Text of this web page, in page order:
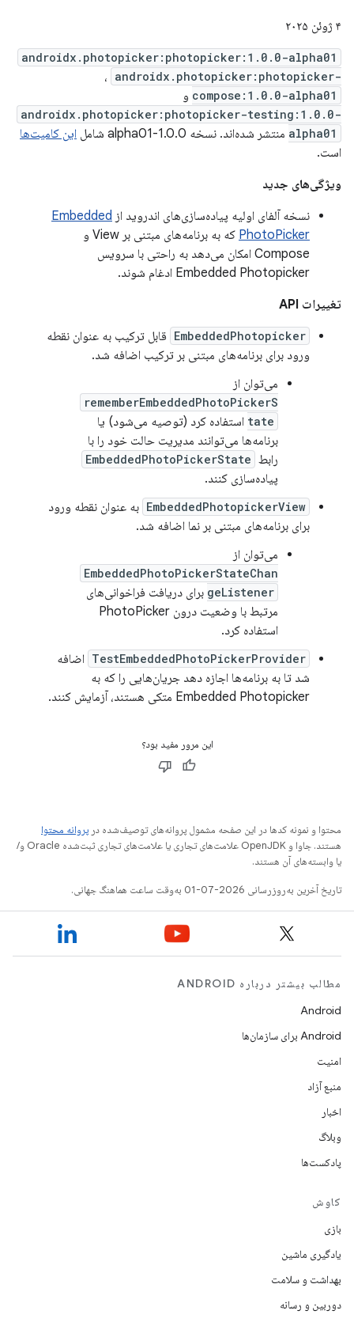
۴ ژوئن ۲۰۲۵
androidx.photopicker:photopicker:1.0.0-alpha01
، androidx.photopicker:photopicker-
compose:1.0.0-alpha01 و
androidx.photopicker:photopicker-testing:1.0.0-
alpha01 منتشر شده‌اند. نسخه 1.0.0-alpha01 شامل
این کامیت‌ها
است.
ویژگی‌های جدید
نسخه آلفای اولیه پیاده‌سازی‌های اندروید از Embedded
PhotoPicker
که به برنامه‌های مبتنی بر View و
Compose امکان می‌دهد به راحتی با سرویس
Embedded Photopicker ادغام شوند.
تغییرات API
EmbeddedPhotopicker قابل ترکیب به عنوان نقطه
ورود برای برنامه‌های مبتنی بر ترکیب اضافه شد.
می‌توان از
rememberEmbeddedPhotoPickerS
tate استفاده کرد (توصیه می‌شود) یا
برنامه‌ها می‌توانند مدیریت حالت خود را با
رابط EmbeddedPhotoPickerState
پیاده‌سازی کنند.
EmbeddedPhotopickerView به عنوان نقطه ورود
برای برنامه‌های مبتنی بر نما اضافه شد.
می‌توان از
EmbeddedPhotoPickerStateChan
geListener برای دریافت فراخوانی‌های
مرتبط با وضعیت درون PhotoPicker
استفاده کرد.
TestEmbeddedPhotoPickerProvider اضافه
شد تا به برنامه‌ها اجازه دهد جریان‌هایی را که به
Embedded Photopicker متکی هستند، آزمایش کنند.
این مرور مفید بود؟
محتوا و نمونه کدها در این صفحه مشمول پروانه‌های توصیف‌شده در پروانه محتوا
هستند. جاوا و OpenJDK علامت‌های تجاری یا علامت‌های تجاری ثبت‌شده Oracle و/
یا وابسته‌های آن هستند.
تاریخ آخرین به‌روزرسانی 2026-07-01 به‌وقت ساعت هماهنگ جهانی.
مطالب بیشتر درباره ANDROID
Android
Android برای سازمان‌ها
امنیت
منبع آزاد
اخبار
وبلاگ
پادکست‌ها
کاوش
بازی
یادگیری ماشین
بهداشت و سلامت
دوربین و رسانه